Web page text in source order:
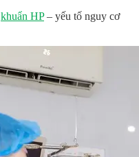
khuẩn HP– yếu tố nguy cơ